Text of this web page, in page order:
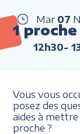
Mar 07
1
12h30-
Vous vous
posez des
aides à
proche ?